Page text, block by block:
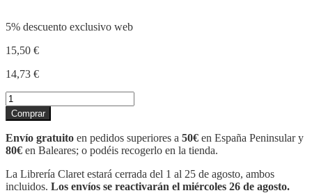
5% descuento exclusivo web
15,50 €
14,73 €
TENIR
O
ÉSSER?
cantidad
Comprar
Envío gratuito en pedidos superiores a 50€ en España Peninsular y
80€ en Baleares; o podéis recogerlo en la tienda.
La Librería Claret estará cerrada del 1 al 25 de agosto, ambos
incluidos. Los envíos se reactivarán el miércoles 26 de agosto.